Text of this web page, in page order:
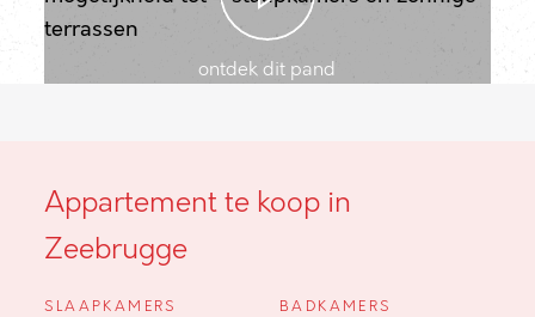
ontdek dit pand
Appartement te koop in
Zeebrugge
SLAAPKAMERS BADKAMERS